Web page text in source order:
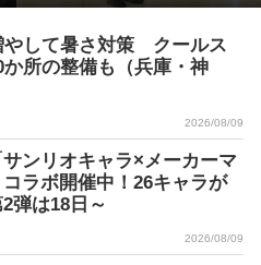
やして暑さ対策 クールス
所の整備も（兵庫・神
2026/08/09
ンリオキャラ×メーカーマ
ラボ開催中！26キャラが
は18日～
2026/08/09